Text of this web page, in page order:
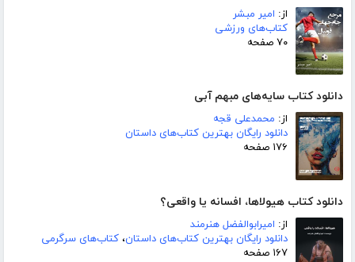
از: امیر مبشر
کتاب‌های ورزشی
۷۰ صفحه
دانلود کتاب سایه‌های مبهم آبی
از: محمدعلی قجه
دانلود رایگان بهترین کتاب‌های داستان
۱۷۶ صفحه
دانلود کتاب هیولاها، افسانه یا واقعی؟
از: امیرابوالفضل هنرمند
دانلود رایگان بهترین کتاب‌های داستان، کتاب‌های سرگرمی
۱۶۷ صفحه